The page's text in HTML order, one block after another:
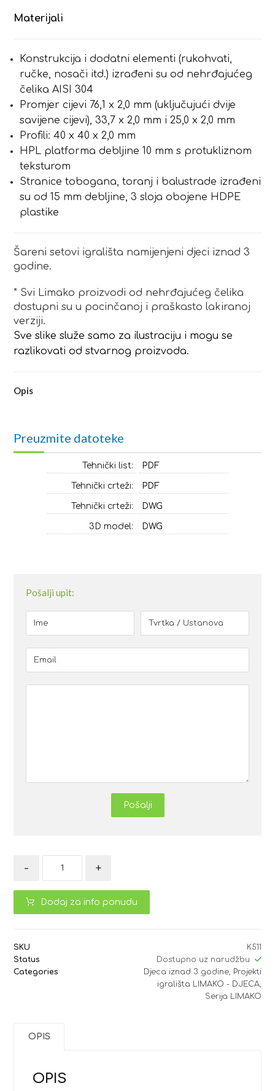
Materijali
Konstrukcija i dodatni elementi (rukohvati,
ručke, nosači itd.) izrađeni su od nehrđajućeg
čelika AISI 304
Promjer cijevi 76,1 x 2,0 mm (uključujući dvije
savijene cijevi), 33,7 x 2,0 mm i 25,0 x 2,0 mm
Profili: 40 x 40 x 2,0 mm
HPL platforma debljine 10 mm s protukliznom
teksturom
Stranice tobogana, toranj i balustrade izrađeni
su od 15 mm debljine, 3 sloja obojene HDPE
plastike
Šareni setovi igrališta namijenjeni djeci iznad 3
godine.
* Svi Limako proizvodi od nehrđajućeg čelika
dostupni su u pocinčanoj i praškasto lakiranoj
verziji.
Sve slike služe samo za ilustraciju i mogu se
razlikovati od stvarnog proizvoda.
Opis
Preuzmite datoteke
Tehnički list: PDF
Tehnički crteži: PDF
Tehnički crteži: DWG
3D model: DWG
Pošalji upit:
Pošalji
- +
Dodaj za info ponudu
SKU
K511
Status
Dostupno uz narudžbu
Categories
Djeca iznad 3 godine, Projekti
igrališta LIMAKO - DJECA,
Serija LIMAKO
OPIS
OPIS